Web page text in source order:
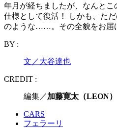
年月が経ちましたが、なんと
仕様として復活！ しかも、た
のような……。その全貌をお届
BY :
文／大谷達也
CREDIT :
編集／加藤寛太（LEON）
CARS
フェラーリ